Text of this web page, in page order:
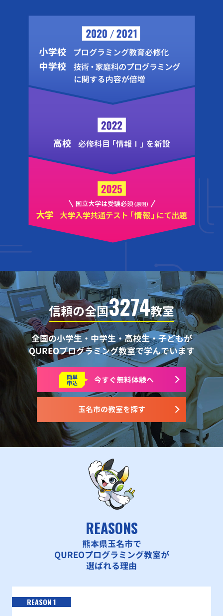
信頼の全国3274教室
全国の小学生・中学生・高校生・子どもが
QUREOプログラミング教室で学んでいます
玉名市の教室を探す
簡単
申込 今すぐ無料体験へ
REASONS
熊本県玉名市で
QUREOプログラミング教室が
選ばれる理由
REASON 1